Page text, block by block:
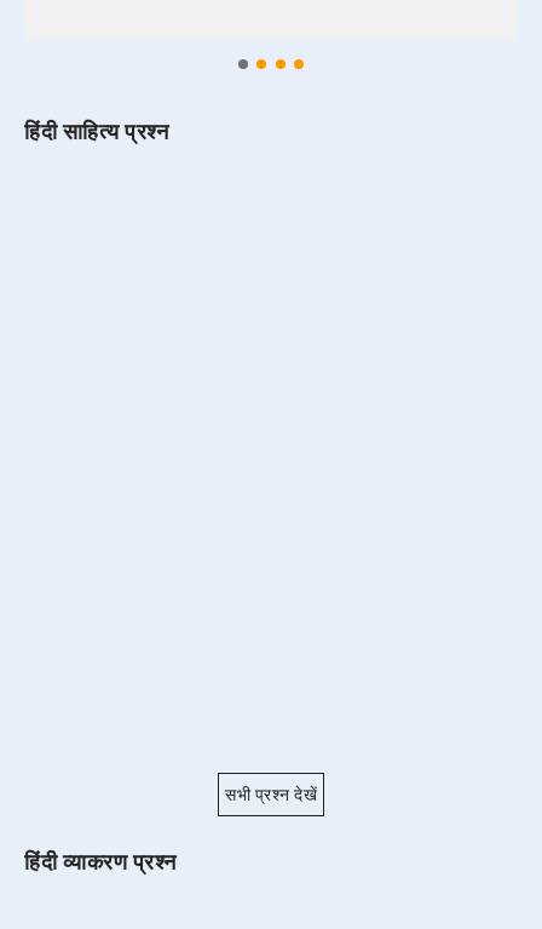
हिंदी साहित्य प्रश्न
सभी प्रश्न देखें
हिंदी व्याकरण प्रश्न